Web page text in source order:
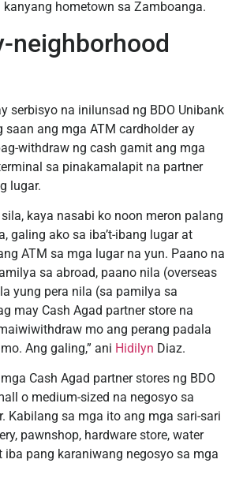
hometown sa Zamboanga.
neighborhood
serbisyo na inilunsad ng BDO Unibank
saan ang mga ATM cardholder ay
withdraw ng cash gamit ang mga
sa pinakamalapit na partner
lugar.
kaya nasabi ko noon meron palang
galing ako sa iba’t-ibang lugar at
ATM sa mga lugar na yun. Paano na
sa abroad, paano nila (overseas
yung pera nila (sa pamilya sa
may Cash Agad partner store na
mo ang perang padala
Ang galing,” ani Hidilyn Diaz.
Cash Agad partner stores ng BDO
o medium-sized na negosyo sa
Kabilang sa mga ito ang mga sari-sari
pawnshop, hardware store, water
pang karaniwang negosyo sa mga